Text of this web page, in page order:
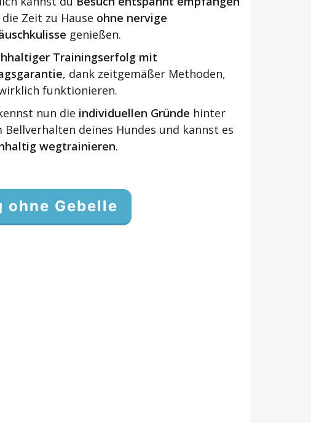
Zeit zu Hause ohne nervige
genießen.
Trainingserfolg mit
, dank zeitgemäßer Methoden,
funktionieren.
nun die individuellen Gründe hinter
Bellverhalten deines Hundes und kannst es
wegtrainieren.
Gebelle